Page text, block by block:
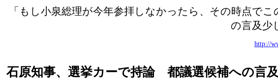
「もし小泉総理が今年参拝しなかったら、その時点
の言及
http://
石原知事、選挙カーで持論 都議選候補への言